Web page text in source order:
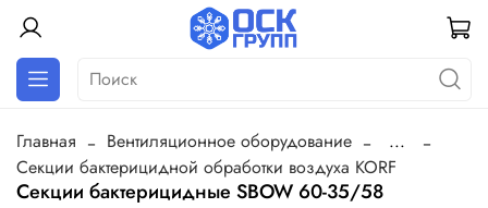
Главная Вентиляционное оборудование
...
Секции бактерицидной обработки воздуха KORF
Секции бактерицидные SBOW 60-35/58